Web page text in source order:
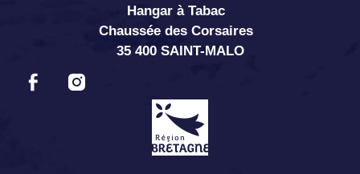
Hangar à Tabac
Chaussée des Corsaires
35 400 SAINT-MALO